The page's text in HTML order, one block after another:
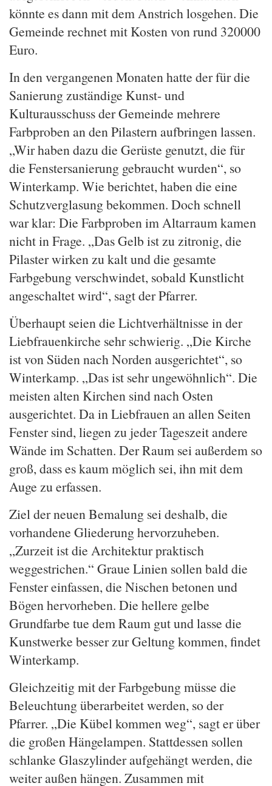
könnte es dann mit dem Anstrich losgehen. Die
Gemeinde rechnet mit Kosten von rund 320000
Euro.
In den vergangenen Monaten hatte der für die
Sanierung zuständige Kunst- und
Kulturausschuss der Gemeinde mehrere
Farbproben an den Pilastern aufbringen lassen.
„Wir haben dazu die Gerüste genutzt, die für
die Fenstersanierung gebraucht wurden“, so
Winterkamp. Wie berichtet, haben die eine
Schutzverglasung bekommen. Doch schnell
war klar: Die Farbproben im Altarraum kamen
nicht in Frage. „Das Gelb ist zu zitronig, die
Pilaster wirken zu kalt und die gesamte
Farbgebung verschwindet, sobald Kunstlicht
angeschaltet wird“, sagt der Pfarrer.
Überhaupt seien die Lichtverhältnisse in der
Liebfrauenkirche sehr schwierig. „Die Kirche
ist von Süden nach Norden ausgerichtet“, so
Winterkamp. „Das ist sehr ungewöhnlich“. Die
meisten alten Kirchen sind nach Osten
ausgerichtet. Da in Liebfrauen an allen Seiten
Fenster sind, liegen zu jeder Tageszeit andere
Wände im Schatten. Der Raum sei außerdem so
groß, dass es kaum möglich sei, ihn mit dem
Auge zu erfassen.
Ziel der neuen Bemalung sei deshalb, die
vorhandene Gliederung hervorzuheben.
„Zurzeit ist die Architektur praktisch
weggestrichen.“ Graue Linien sollen bald die
Fenster einfassen, die Nischen betonen und
Bögen hervorheben. Die hellere gelbe
Grundfarbe tue dem Raum gut und lasse die
Kunstwerke besser zur Geltung kommen, findet
Winterkamp.
Gleichzeitig mit der Farbgebung müsse die
Beleuchtung überarbeitet werden, so der
Pfarrer. „Die Kübel kommen weg“, sagt er über
die großen Hängelampen. Stattdessen sollen
schlanke Glaszylinder aufgehängt werden, die
weiter außen hängen. Zusammen mit